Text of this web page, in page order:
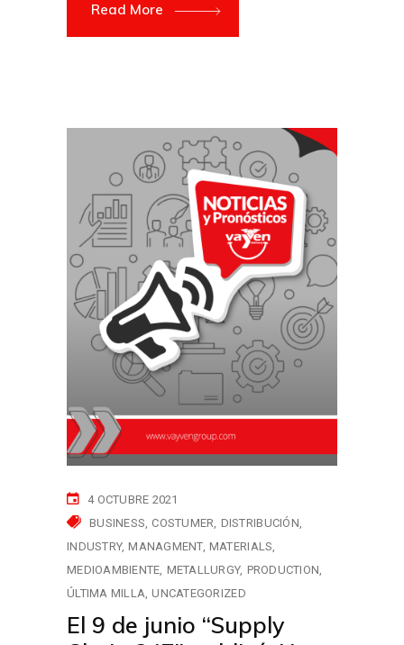
Read More
4 OCTUBRE 2021
BUSINESS COSTUMER DISTRIBUCIÓN
INDUSTRY MANAGMENT MATERIALS
MEDIOAMBIENTE METALLURGY PRODUCTION
ÚLTIMA MILLA UNCATEGORIZED
El 9 de junio “Supply